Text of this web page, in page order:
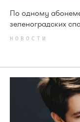
По одному
зеленоградских
НОВОСТИ